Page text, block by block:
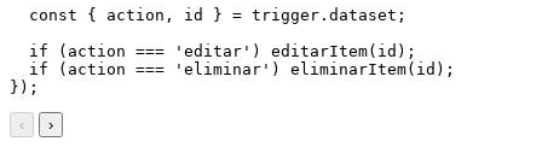
const
{ action , id } = trigger . dataset ;
if
( action === 'editar' ) editarItem( id ) ;
if
( action === 'eliminar' ) eliminarItem( id ) ;
} ) ;
‹ ›